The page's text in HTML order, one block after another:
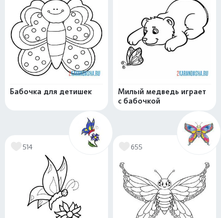
Бабочка для детишек
Милый медведь играет
с бабочкой
514 655